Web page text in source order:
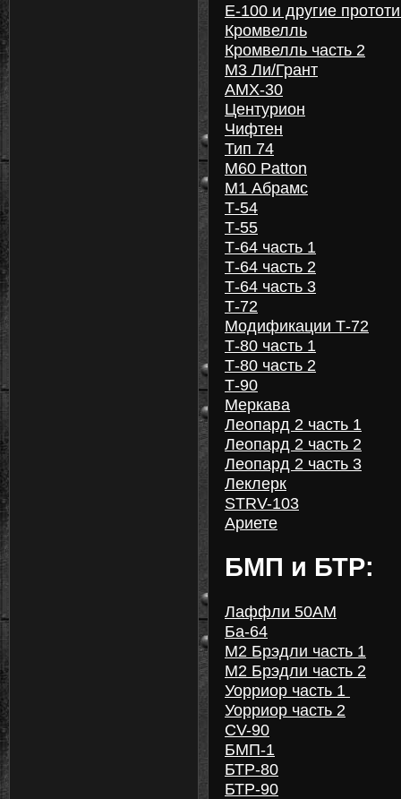
Е-100 и другие
Кромвелль
Кромвелль часть 2
М3 Ли/Грант
AMX-30
Центурион
Чифтен
Тип 74
M60 Patton
М1 Абрамс
Т-54
Т-55
Т-64 часть 1
Т-64 часть 2
Т-64 часть 3
Т-72
Модификации Т-72
Т-80 часть 1
Т-80 часть 2
Т-90
Меркава
Леопард 2 часть 1
Леопард 2 часть 2
Леопард 2 часть 3
Леклерк
STRV-103
Ариете
БМП и БТР:
Лаффли 50АМ
Ба-64
M2 Брэдли часть 1
М2 Брэдли часть 2
Уорриор часть 1
Уорриор часть 2
CV-90
БМП-1
БТР-80
БТР-90